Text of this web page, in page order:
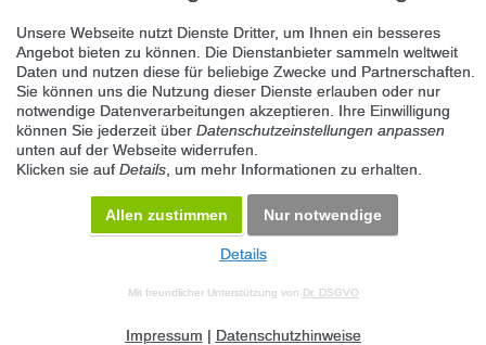
Ähnliche Suchbegriffe
Dienstleistungen
Datenschutz Impressum Kontakt Datenschutz anpassen Desktop Version
Unsere Webseite nutzt Dienste Dritter, um Ihnen ein besseres
Angebot bieten zu können. Die Dienstanbieter sammeln weltweit
Daten und nutzen diese für beliebige Zwecke und Partnerschaften.
Sie können uns die Nutzung dieser Dienste erlauben oder nur
notwendige Datenverarbeitungen akzeptieren. Ihre Einwilligung
können Sie jederzeit über Datenschutzeinstellungen anpassen
unten auf der Webseite widerrufen.
Klicken sie auf Details , um mehr Informationen zu erhalten.
Allen zustimmen Nur notwendige
Details
Mit freundlicher Unterstützung von Dr. DSGVO
Impressum | Datenschutzhinweise